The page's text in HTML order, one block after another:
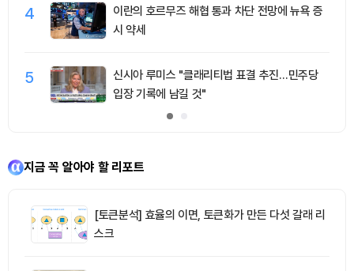
4
이란의 호르무즈 해협 통과 차단 전망에 뉴욕 증
시 약세
5
신시아 루미스 "클래리티법 표결 추진…민주당
입장 기록에 남길 것"
지금 꼭 알아야 할 리포트
[토큰분석] 효율의 이면, 토큰화가 만든 다섯 갈래 리
스크